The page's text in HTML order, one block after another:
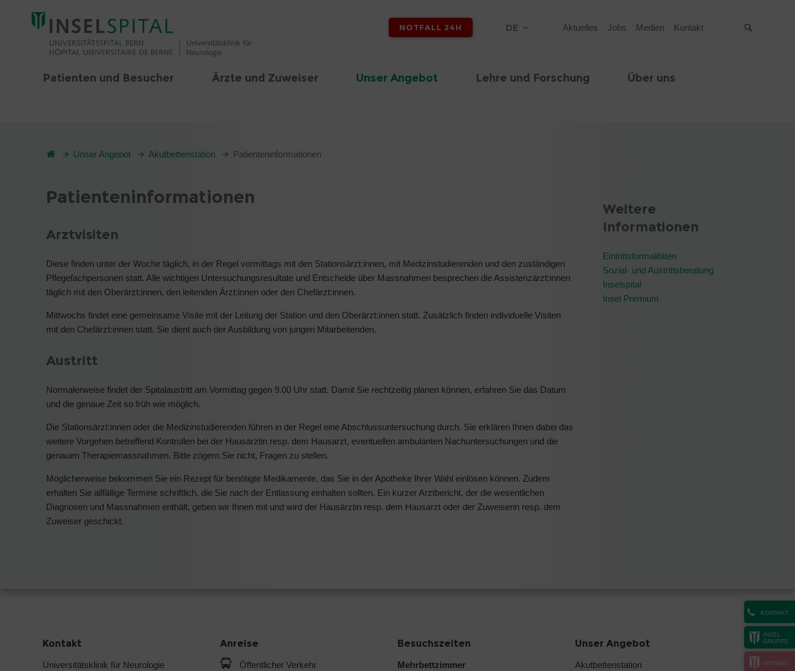
NOTFALL 24H DE Aktuelles Jobs Medien Kontakt
Patienten und Besucher Ärzte und Zuweiser Unser Angebot Lehre und Forschung Über uns
KONTAKT
INSEL
GRUPPE
MYINSEL
Unser Angebot Akutbettenstation Patienteninformationen
Patienteninformationen
Arztvisiten
Diese finden unter der Woche täglich, in der Regel vormittags mit den Stationsärzt:innen, mit Medizinstudierenden und den zuständigen
Pflegefachpersonen statt. Alle wichtigen Untersuchungsresultate und Entscheide über Massnahmen besprechen die Assistenzärzt:innen
täglich mit den Oberärzt:innen, den leitenden Ärzt:innen oder den Chefärzt:innen.
Mittwochs findet eine gemeinsame Visite mit der Leitung der Station und den Oberärzt:innen statt. Zusätzlich finden individuelle Visiten
mit den Chefärzt:innen statt. Sie dient auch der Ausbildung von jungen Mitarbeitenden.
Austritt
Normalerweise findet der Spitalaustritt am Vormittag gegen 9.00 Uhr statt. Damit Sie rechtzeitig planen können, erfahren Sie das Datum
und die genaue Zeit so früh wie möglich.
Die Stationsärzt:innen oder die Medizinstudierenden führen in der Regel eine Abschlussuntersuchung durch. Sie erklären Ihnen dabei das
weitere Vorgehen betreffend Kontrollen bei der Hausärztin resp. dem Hausarzt, eventuellen ambulanten Nachuntersuchungen und die
genauen Therapiemassnahmen. Bitte zögern Sie nicht, Fragen zu stellen.
Möglicherweise bekommen Sie ein Rezept für benötigte Medikamente, das Sie in der Apotheke Ihrer Wahl einlösen können. Zudem
erhalten Sie allfällige Termine schriftlich, die Sie nach der Entlassung einhalten sollten. Ein kurzer Arztbericht, der die wesentlichen
Diagnosen und Massnahmen enthält, geben wir Ihnen mit und wird der Hausärztin resp. dem Hausarzt oder der Zuweiserin resp. dem
Zuweiser geschickt.
Weitere
Informationen
Eintrittsformalitäten
Sozial- und Austrittsberatung
Inselspital
Insel Premium
Kontakt
Universitätsklinik für Neurologie
Anreise
Öffentlicher Verkehr
Besuchszeiten
Mehrbettzimmer
Unser Angebot
Akutbettenstation